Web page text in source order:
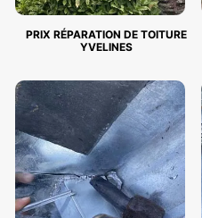
PRIX RÉPARATION DE TOITURE
YVELINES